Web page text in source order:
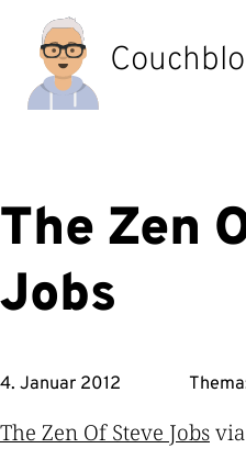
Inhalt
springen
The Zen
Jobs
4. Januar 2012
The Zen Of Steve Jobsvia